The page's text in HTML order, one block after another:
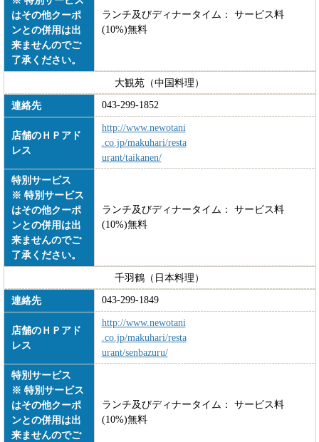
はその他クーポ
ンとの併用は出
来ませんのでご
了承ください。
ランチ及びディナータイム： サービス料
(10%)無料
大観苑（中国料理）
連絡先
043-299-1852
店舗のＨＰアド
レス
http://www.newotani
.co.jp/makuhari/resta
urant/taikanen/
特別サービス
※ 特別サービス
はその他クーポ
ンとの併用は出
来ませんのでご
了承ください。
ランチ及びディナータイム： サービス料
(10%)無料
千羽鶴（日本料理）
連絡先
043-299-1849
店舗のＨＰアド
レス
http://www.newotani
.co.jp/makuhari/resta
urant/senbazuru/
特別サービス
※ 特別サービス
はその他クーポ
ンとの併用は出
来ませんのでご
ランチ及びディナータイム： サービス料
(10%)無料